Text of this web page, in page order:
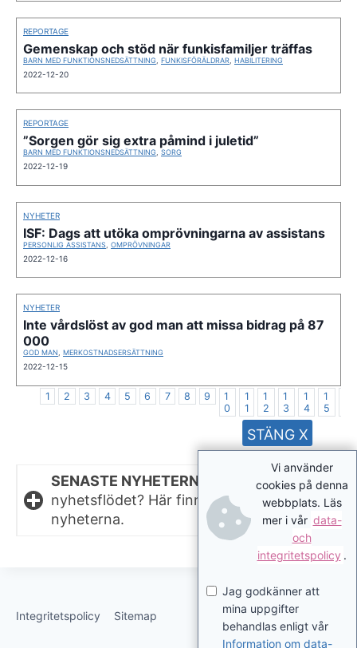
REPORTAGE
Gemenskap och stöd när funkisfamiljer träffas
BARN MED FUNKTIONSNEDSÄTTNING FUNKISFÖRÄLDRAR HABILITERING
2022-12-20
REPORTAGE
”Sorgen gör sig extra påmind i juletid”
BARN MED FUNKTIONSNEDSÄTTNING, SORG
2022-12-19
NYHETER
ISF: Dags att utöka omprövningarna av assistans
PERSONLIG ASSISTANS OMPRÖVNINGAR
2022-12-16
NYHETER
Inte vårdslöst av god man att missa bidrag på 87
000
GOD MAN, MERKOSTNADSERSÄTTNING
2022-12-15
1 2 3 4 5 6 7 8 9
1
0
1
1
1
2
1
3
1
4
1
5
SENASTE NYHETERNA.
Missat något i
nyhetsflödet? Här finns de senaste
nyheterna.
Integritetspolicy Sitemap
Vi använder
cookies på denna
webbplats. Läs
mer i vår data-
och
integritetspolicy .
Jag godkänner att
mina uppgifter
behandlas enligt vår
Information om data-
STÄNG X